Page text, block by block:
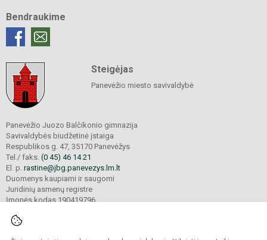
Bendraukime
Steigėjas
Panevėžio miesto savivaldybė
Panevėžio Juozo Balčikonio gimnazija
Savivaldybės biudžetinė įstaiga
Respublikos g. 47, 35170 Panevėžys
Tel./ faks. (0 45) 46 14 21
El. p. rastine@jbg.panevezys.lm.lt
Duomenys kaupiami ir saugomi
Juridinių asmenų registre
Įmonės kodas 190419796